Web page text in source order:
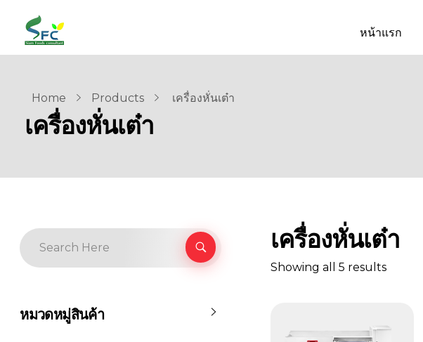
siamfoodsconsultant.com
Food Technology
หน้าแรก
Home Products เครื่องหั่นเต๋า
เครื่องหั่นเต๋า
เครื่องหั่นเต๋า
Showing all 5 results
หมวดหมู่สินค้า